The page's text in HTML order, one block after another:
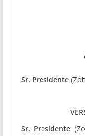
Cámara
Sr. Presidente
Sr. Presidente